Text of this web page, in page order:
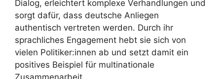
Dialog, erleichtert komplexe Verhandlungen und
sorgt dafür, dass deutsche Anliegen
authentisch vertreten werden. Durch ihr
sprachliches Engagement hebt sie sich von
vielen Politiker:innen ab und setzt damit ein
positives Beispiel für multinationale
Zusammenarbeit.